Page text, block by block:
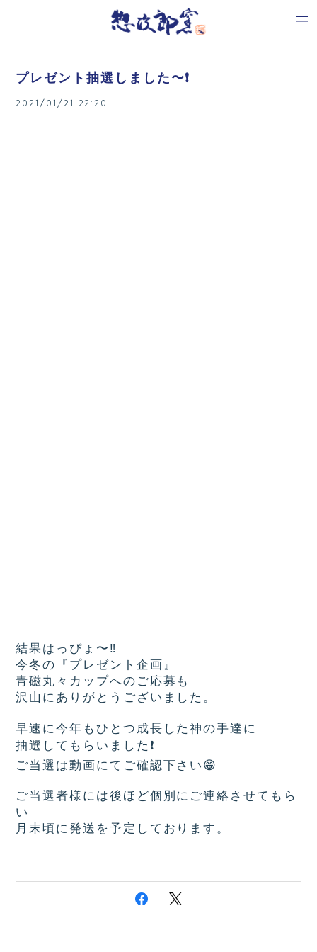
プレゼント抽選しました〜❗️
2021/01/21 22:20
結果はっぴょ〜 ‼️
今冬の『プレゼント企画』
青磁丸々カップへのご応募も
沢山にありがとうございました。
早速に今年もひとつ成長した神の手達に
抽選してもらいました ❗️
ご当選は動画にてご確認下さい 😁
ご当選者様には後ほど個別にご連絡させてもら
い
月末頃に発送を予定しております。